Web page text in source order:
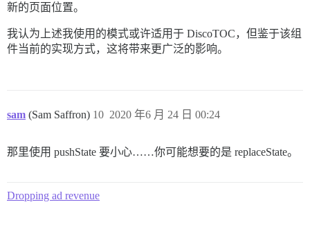
新的页面位置。
我认为上述我使用的模式或许适用于 DiscoTOC，但鉴于该组
件当前的实现方式，这将带来更广泛的影响。
sam (Sam Saffron) 2020 年6 月 24 日 00:24
10
那里使用 pushState 要小心……你可能想要的是 replaceState。
Dropping ad revenue